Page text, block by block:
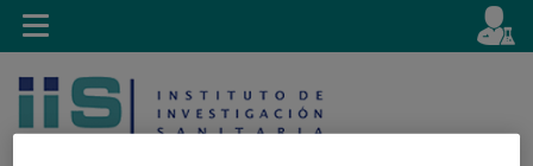
Saltar al contenido
activo
es
Toggle
navigation